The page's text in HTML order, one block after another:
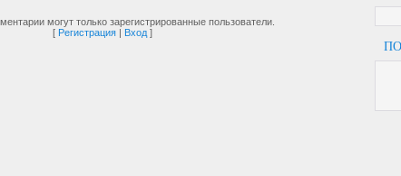
могут только зарегистрированные пользователи.
[ Регистрация | Вход ]